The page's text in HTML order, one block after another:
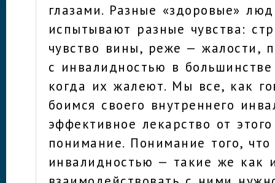
глазами. Разные «здоровые»
испытывают разные чувства:
чувство вины, реже — жалости,
с инвалидностью в
когда их жалеют. Мы все, как
боимся своего внутреннего
эффективное лекарство от
понимание. Понимание того,
инвалидностью — такие же как